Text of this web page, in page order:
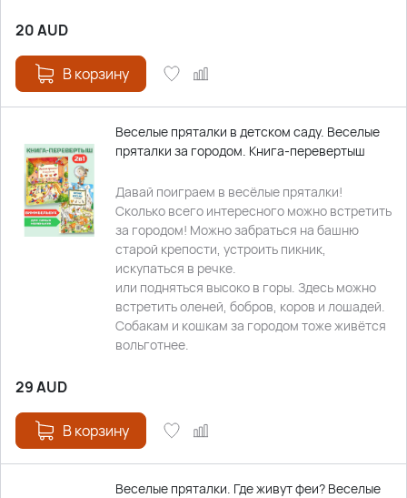
20AUD
В корзину
Веселые пряталки в детском саду. Веселые
пряталки за городом. Книга-перевертыш
Давай поиграем в весёлые пряталки!
Сколько всего интересного можно встретить
за городом! Можно забраться на башню
старой крепости, устроить пикник,
искупаться в речке.
или подняться высоко в горы. Здесь можно
встретить оленей, бобров, коров и лошадей.
Собакам и кошкам за городом тоже живётся
вольготнее.
29AUD
В корзину
Веселые пряталки. Где живут феи? Веселые